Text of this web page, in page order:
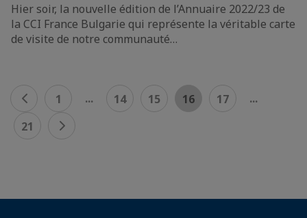
Hier soir, la nouvelle édition de l’Annuaire 2022/23 de
la CCI France Bulgarie qui représente la véritable carte
de visite de notre communauté…
1 ... 14 15 16 17
...
21